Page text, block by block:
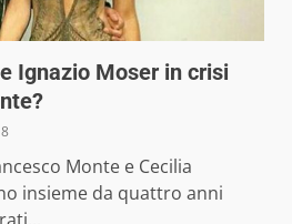
Ignazio Moser in crisi
Monte e Cecilia
insieme da quattro anni